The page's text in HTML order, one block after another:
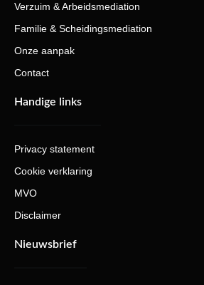
Verzuim & Arbeidsmediation
Familie & Scheidingsmediation
Onze aanpak
Contact
Handige links
Privacy statement
Cookie verklaring
MVO
Disclaimer
Nieuwsbrief